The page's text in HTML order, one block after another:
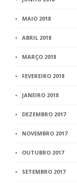
MAIO 2018
ABRIL 2018
MARÇO 2018
FEVEREIRO 2018
JANEIRO 2018
DEZEMBRO 2017
NOVEMBRO 2017
OUTUBRO 2017
SETEMBRO 2017